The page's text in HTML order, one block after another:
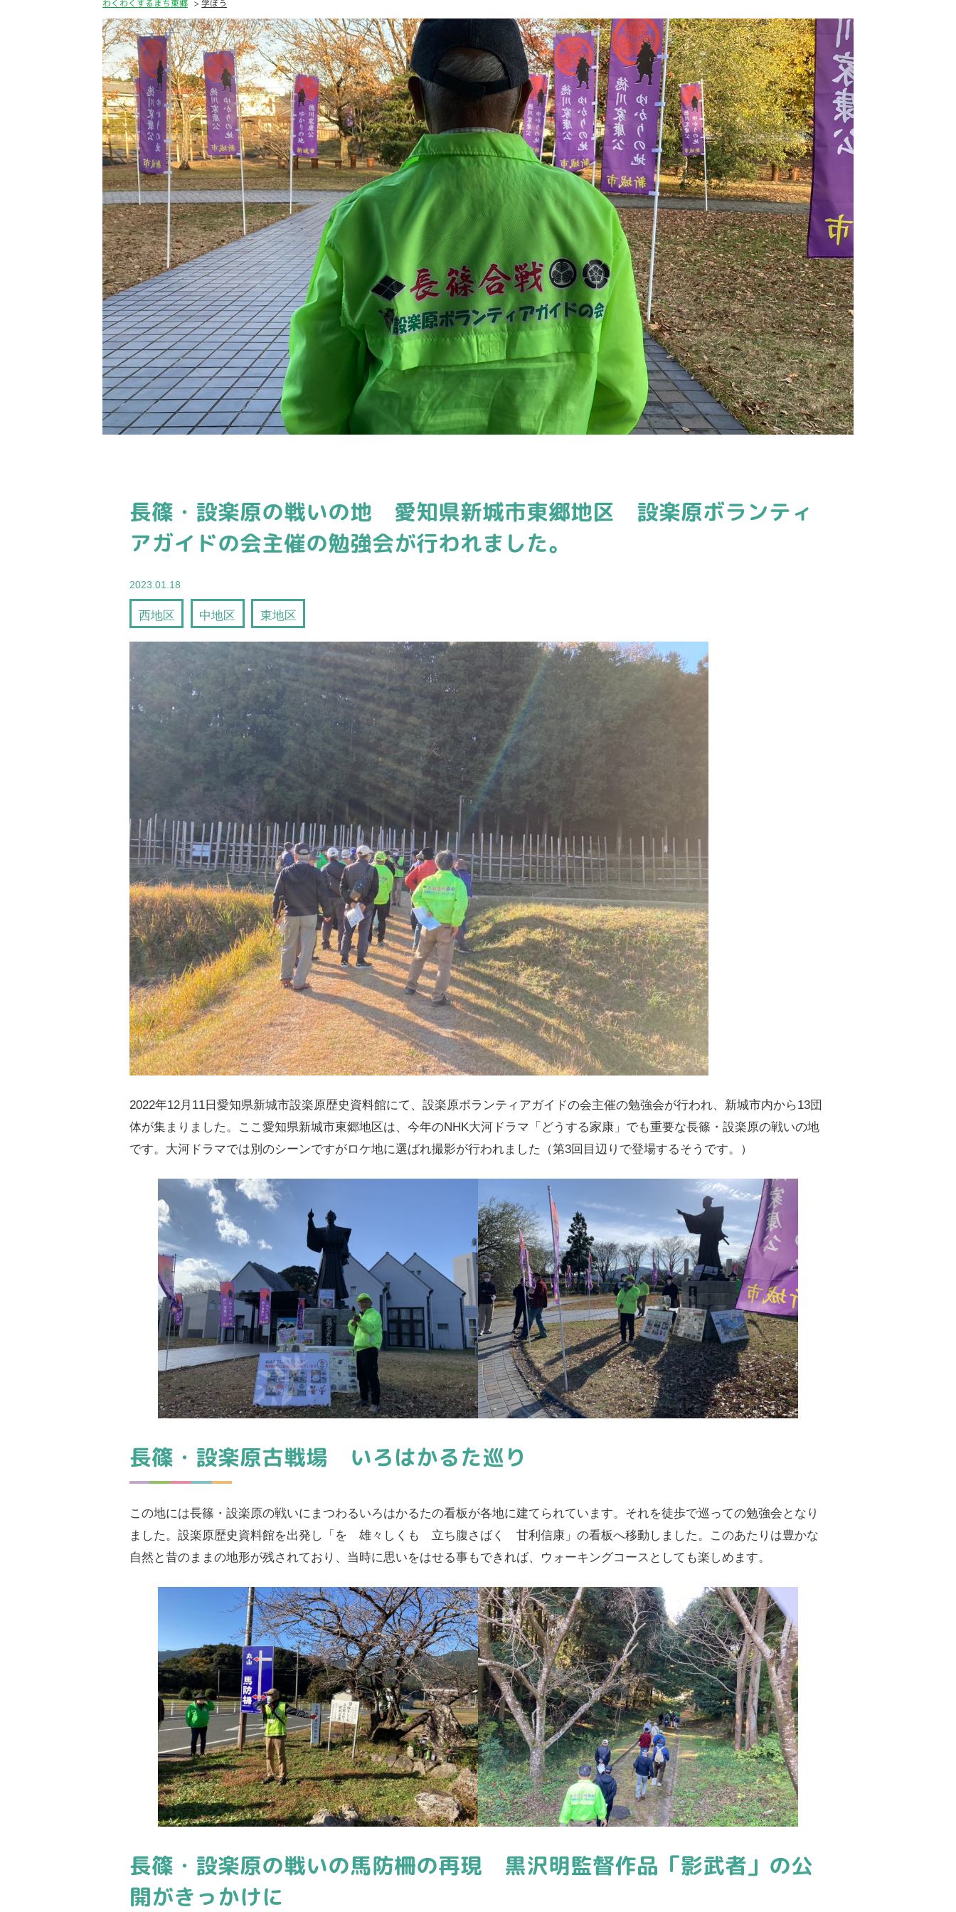
わくわくするまち東郷 学ぼう
長篠・設楽原の戦いの地 愛知県新城市東郷地区 設楽原ボランティ
アガイドの会主催の勉強会が行われました。
2023.01.18
西地区 中地区 東地区
2022年12月11日愛知県新城市設楽原歴史資料館にて、設楽原ボランティアガイドの会主催の勉強会が行われ、新城市内から13団
体が集まりました。ここ愛知県新城市東郷地区は、今年のNHK大河ドラマ「どうする家康」でも重要な長篠・設楽原の戦いの地
です。大河ドラマでは別のシーンですがロケ地に選ばれ撮影が行われました（第3回目辺りで登場するそうです。）
長篠・設楽原古戦場 いろはかるた巡り
この地には長篠・設楽原の戦いにまつわるいろはかるたの看板が各地に建てられています。それを徒歩で巡っての勉強会となり
ました。設楽原歴史資料館を出発し「を 雄々しくも 立ち腹さばく 甘利信康」の看板へ移動しました。このあたりは豊かな
自然と昔のままの地形が残されており、当時に思いをはせる事もできれば、ウォーキングコースとしても楽しめます。
長篠・設楽原の戦いの馬防柵の再現 黒沢明監督作品「影武者」の公
開がきっかけに